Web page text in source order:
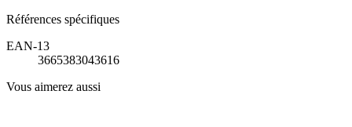
Références spécifiques
EAN-13
3665383043616
Vous aimerez aussi